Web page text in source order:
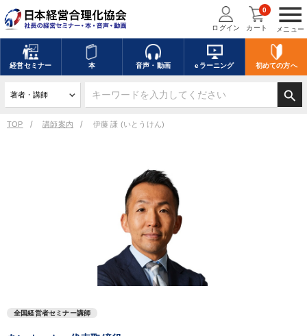
menu
メニュー
ログイン カート
0
経営セミナー 本 音声・動画 eラーニング 初めての方へ
search
TOP 講師案内 伊藤 謙 (いとうけん)
全国経営者セミナー講師